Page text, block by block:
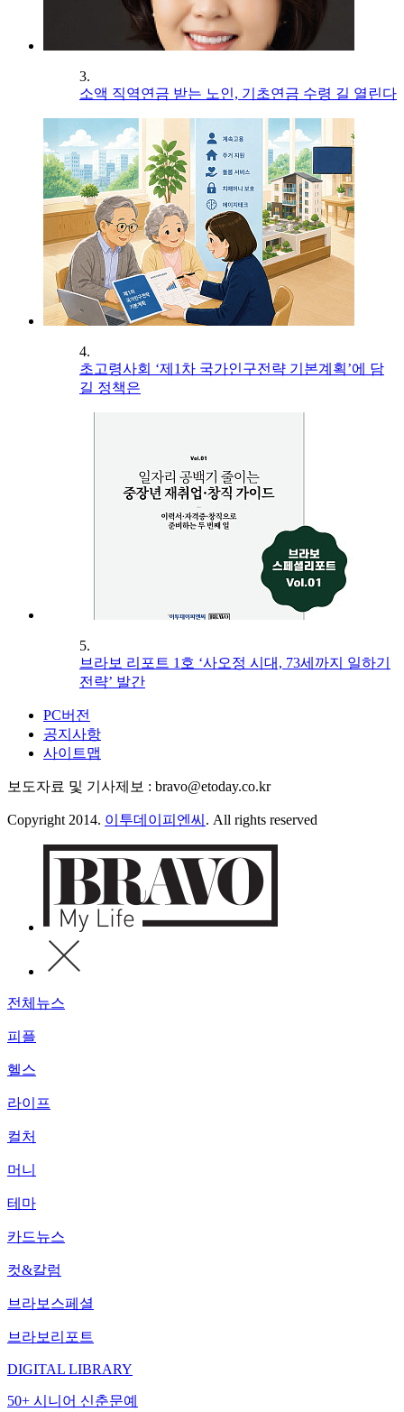
3.
소액 직역연금 받는 노인, 기초연금 수령 길 열린다
4.
초고령사회 ‘제1차 국가인구전략 기본계획’에 담
길 정책은
5.
브라보 리포트 1호 ‘사오정 시대, 73세까지 일하기
전략’ 발간
PC버전
공지사항
사이트맵
보도자료 및 기사제보 : bravo@etoday.co.kr
Copyright 2014. 이투데이피엔씨 . All rights reserved
전체뉴스
피플
헬스
라이프
컬처
머니
테마
카드뉴스
컷&칼럼
브라보스페셜
브라보리포트
DIGITAL LIBRARY
50+ 시니어 신춘문예